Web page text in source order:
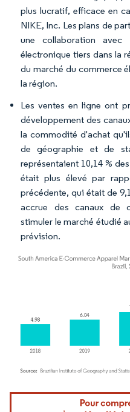
plus lucratif, efficace en
NIKE, Inc. Les plans de
une collaboration avec
électronique tiers dans la
du marché du commerce
la région.
Les ventes en ligne ont
développement des
la commodité d'achat
de géographie et de
représentaient 10,14 %
était plus élevé par
précédente, qui était de
accrue des canaux de
stimuler le marché étudié
prévision.
Image © Mordor Intelligence. La